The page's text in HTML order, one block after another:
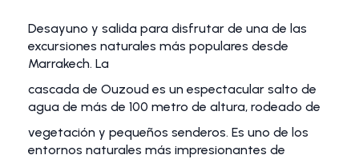
Desayuno y salida para disfrutar de una de las
excursiones naturales más populares desde
Marrakech. La
cascada de Ouzoud es un espectacular salto de
agua de más de 100 metro de altura, rodeado de
vegetación y pequeños senderos. Es uno de los
entornos naturales más impresionantes de